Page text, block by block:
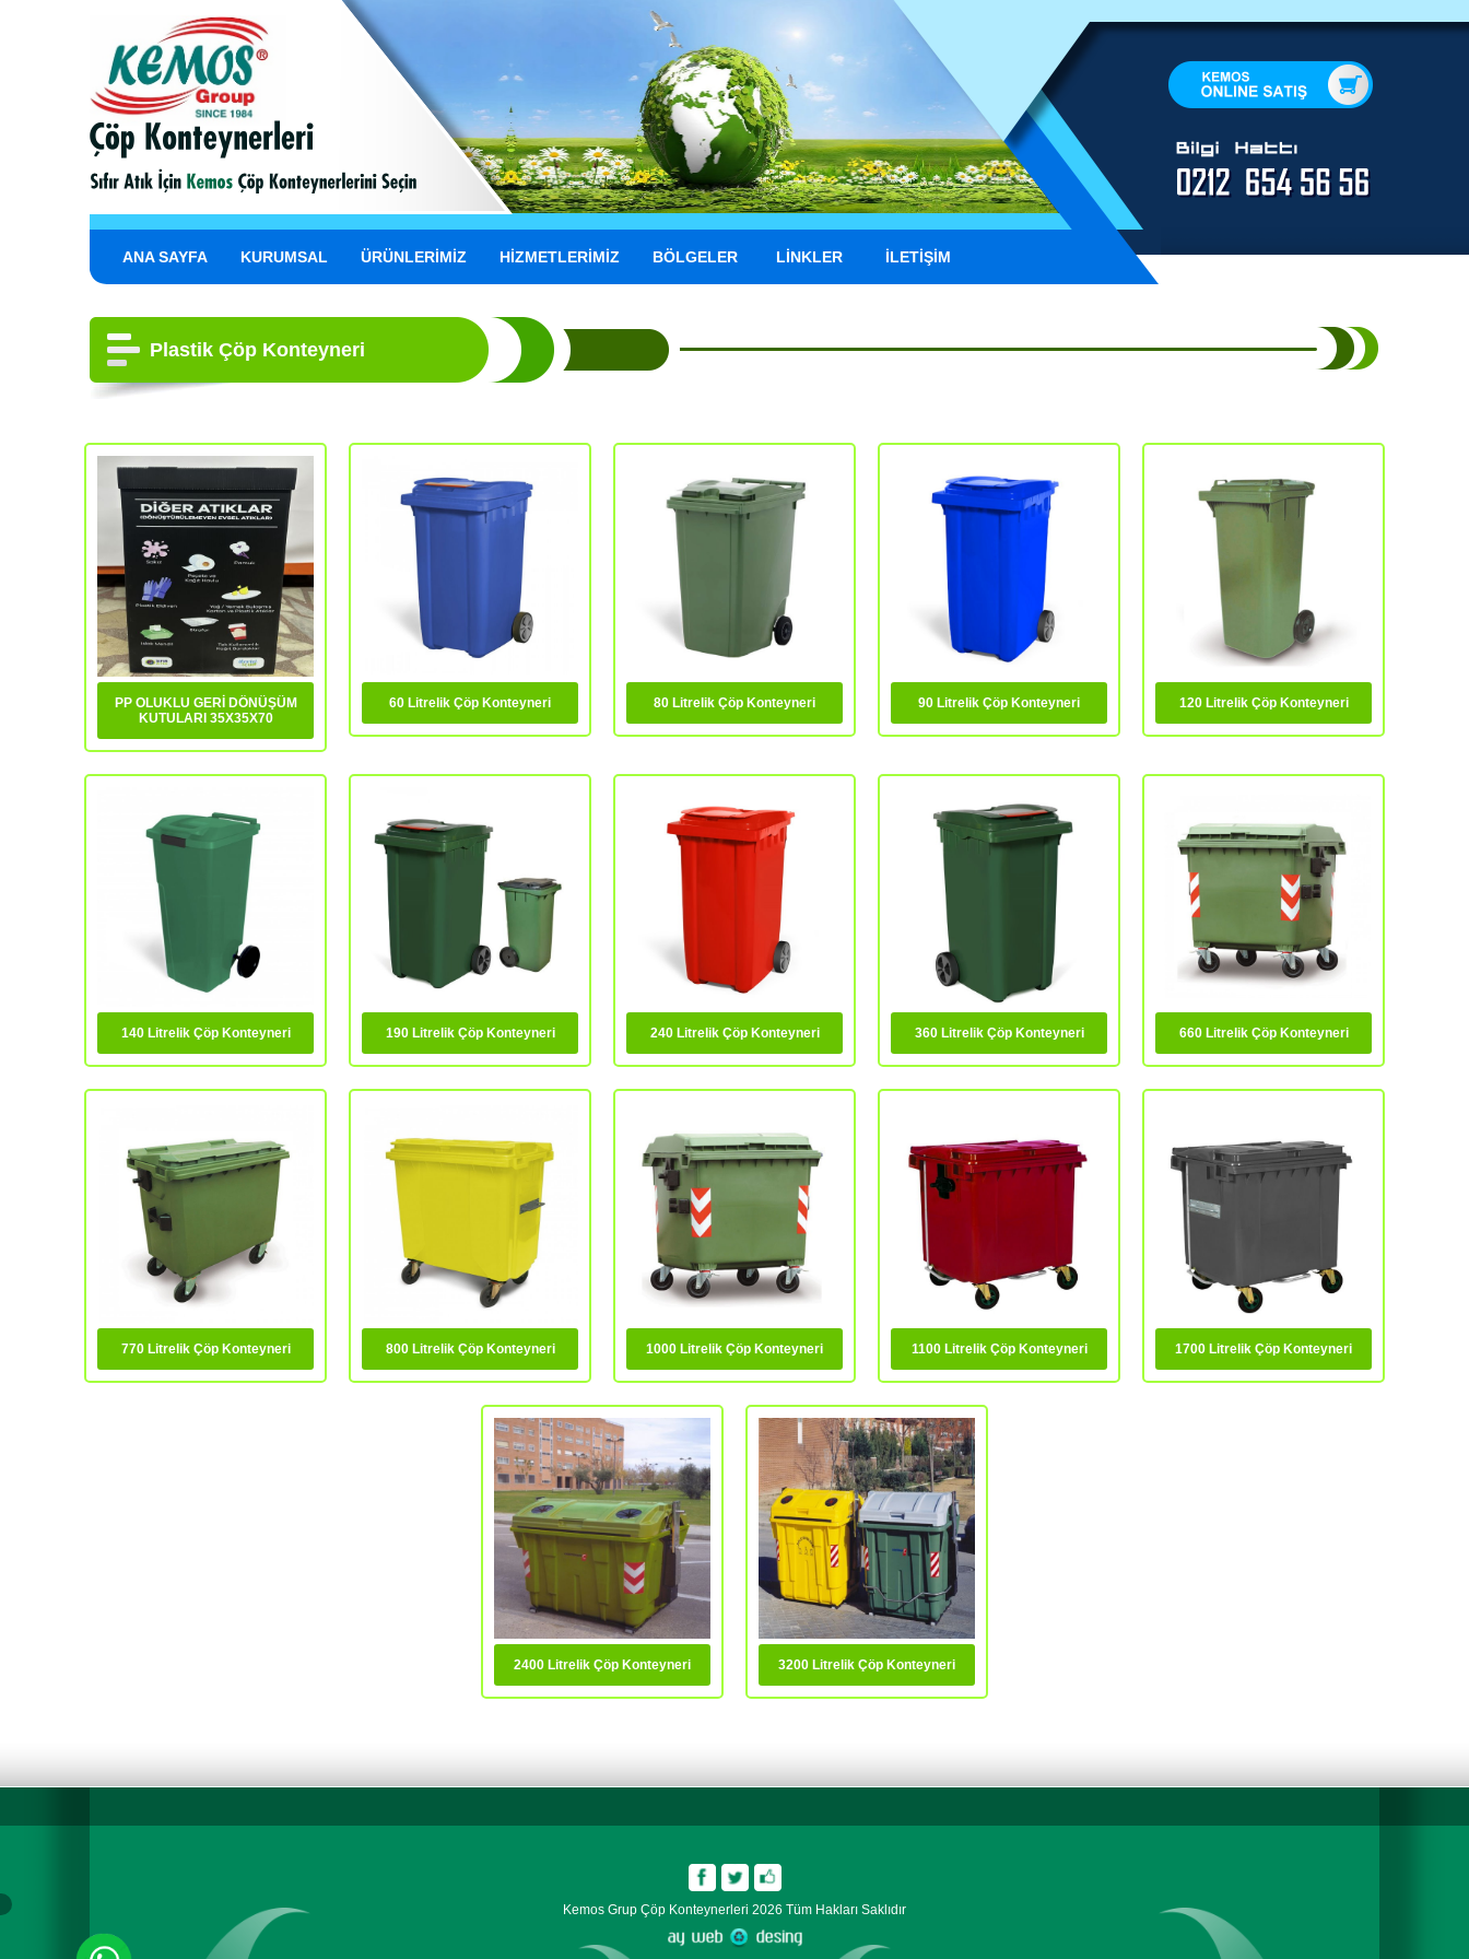
ANA SAYFA KURUMSAL ÜRÜNLERİMİZ HİZMETLERİMİZ BÖLGELER LİNKLER İLETİŞİM
Plastik Çöp Konteyneri
PP OLUKLU GERİ DÖNÜŞÜM
KUTULARI 35X35X70
60 Litrelik Çöp Konteyneri 80 Litrelik Çöp Konteyneri 90 Litrelik Çöp Konteyneri 120 Litrelik Çöp Konteyneri
140 Litrelik Çöp Konteyneri 190 Litrelik Çöp Konteyneri 240 Litrelik Çöp Konteyneri 360 Litrelik Çöp Konteyneri 660 Litrelik Çöp Konteyneri
770 Litrelik Çöp Konteyneri 800 Litrelik Çöp Konteyneri 1000 Litrelik Çöp Konteyneri 1100 Litrelik Çöp Konteyneri 1700 Litrelik Çöp Konteyneri
2400 Litrelik Çöp Konteyneri 3200 Litrelik Çöp Konteyneri
Kemos Grup Çöp Konteynerleri 2026 Tüm Hakları Saklıdır